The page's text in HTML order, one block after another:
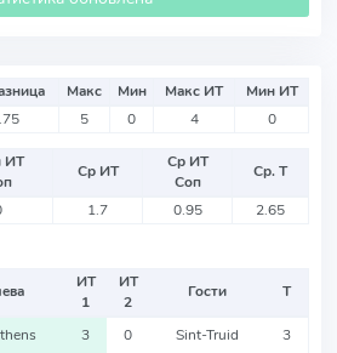
Макс Мин Макс ИТ
Мин ИТ
5 0 4 0
ИТ
Ср ИТ
Ср ИТ
Соп
Ср. Т
1.7 0.95 2.65
ИТ
1
ИТ
2
Гости Т
3 0 Sint-Truid 3